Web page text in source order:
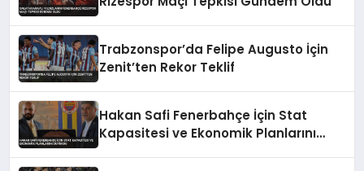
Trabzonspor’da Felipe Augusto İçin
Zenit’ten Rekor Teklif
Hakan Safi Fenerbahçe İçin Stat
Kapasitesi ve Ekonomik Planlarını